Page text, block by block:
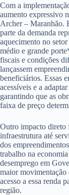
Com a
aumento expressivo
Archer – Maranhão.
parte da demanda
aquecimento no
médio e grande
fiscais e condições
lançassem
beneficiários. Essas
acessíveis e a
garantindo que as
faixa de preço
Outro impacto direto
infraestrutura até
dos
trabalho na
desemprego em
maior movimentação
acesso a essa renda
região.